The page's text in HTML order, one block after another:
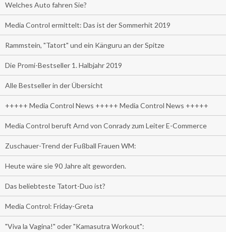
Welches Auto fahren Sie?
Media Control ermittelt: Das ist der Sommerhit 2019
Rammstein, "Tatort" und ein Känguru an der Spitze
Die Promi-Bestseller 1. Halbjahr 2019
Alle Bestseller in der Übersicht
+++++ Media Control News +++++ Media Control News +++++
Media Control beruft Arnd von Conrady zum Leiter E-Commerce
Zuschauer-Trend der Fußball Frauen WM:
Heute wäre sie 90 Jahre alt geworden.
Das beliebteste Tatort-Duo ist?
Media Control: Friday-Greta
"Viva la Vagina!" oder "Kamasutra Workout":